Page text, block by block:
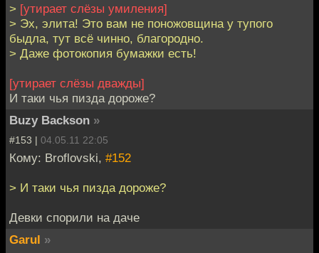
> [утирает слёзы умиления]
> Эх, элита! Это вам не поножовщина у тупого
быдла, тут всё чинно, благородно.
> Даже фотокопия бумажки есть!
[утирает слёзы дважды]
И таки чья пизда дороже?
Buzy Backson »
#153 | 04.05.11 22:05
Кому: Broflovski, #152
> И таки чья пизда дороже?
Девки спорили на даче
Garul »